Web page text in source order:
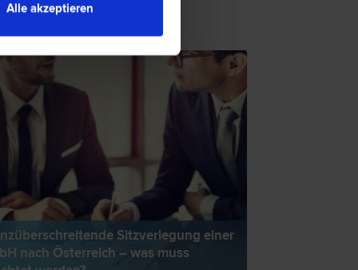
Alle akzeptieren
Sitzverlegung einer
nach Österreich – was muss